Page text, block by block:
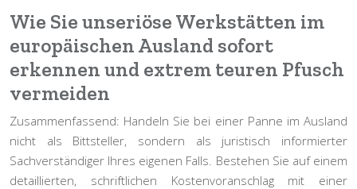
Wie Sie unseriöse Werkstätten im
europäischen Ausland sofort
erkennen und extrem teuren Pfusch
vermeiden
Zusammenfassend: Handeln Sie bei einer Panne im Ausland
nicht als Bittsteller, sondern als juristisch informierter
Sachverständiger Ihres eigenen Falls. Bestehen Sie auf einem
detaillierten, schriftlichen Kostenvoranschlag mit einer